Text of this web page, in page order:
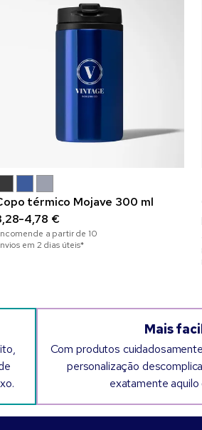
térmico Mojave 300 ml
4,78 €
a partir de 10
em 2 dias úteis*
Mais
Com produtos
personalização
exatamente aquilo